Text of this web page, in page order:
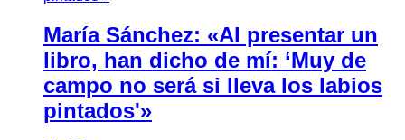
María Sánchez: «Al presentar un
libro, han dicho de mí: ‘Muy de
campo no será si lleva los labios
pintados'»